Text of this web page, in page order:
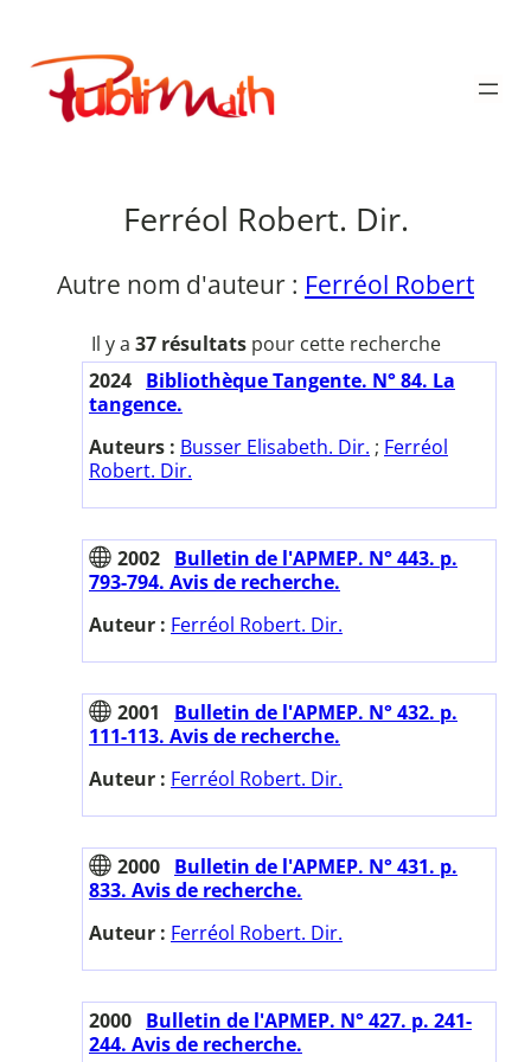
contenu
Publimath
Ferréol Robert. Dir.
Autre nom d'auteur : Ferréol Robert
Il y a 37 résultatspour cette recherche
2024 Bibliothèque Tangente. N° 84. La
tangence.
Auteurs : Busser Elisabeth. Dir. ; Ferréol
Robert. Dir.
2002 Bulletin de l'APMEP. N° 443. p.
793-794. Avis de recherche.
Auteur : Ferréol Robert. Dir.
2001
Bulletin de l'APMEP. N° 432. p.
111-113. Avis de recherche.
Auteur : Ferréol Robert. Dir.
2000 Bulletin de l'APMEP. N° 431. p.
833. Avis de recherche.
Auteur : Ferréol Robert. Dir.
2000 Bulletin de l'APMEP. N° 427. p. 241-
244. Avis de recherche.